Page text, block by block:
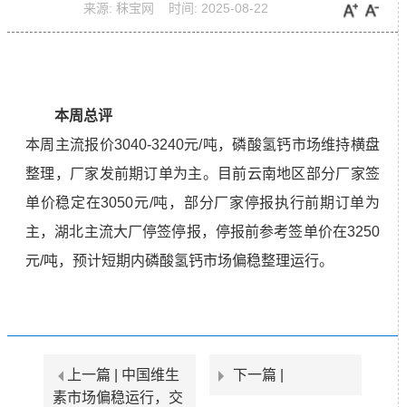
来源: 秣宝网 时间: 2025-08-22
本周总评
本周主流报价3040-3240元/吨，磷酸氢钙市场维持横盘
整理，厂家发前期订单为主。目前云南地区部分厂家签
单价稳定在3050元/吨，部分厂家停报执行前期订单为
主，湖北主流大厂停签停报，停报前参考签单价在3250
元/吨，预计短期内磷酸氢钙市场偏稳整理运行。
上一篇 | 中国维生
素市场偏稳运行，交
下一篇 |